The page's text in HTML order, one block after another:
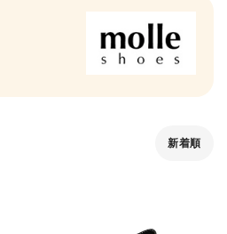
新着順